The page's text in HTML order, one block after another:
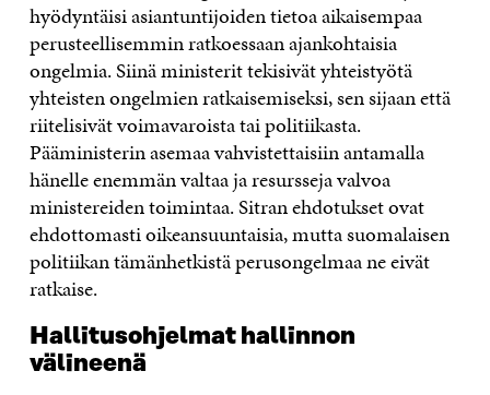
hyödyntäisi asiantuntijoiden tietoa aikaisempaa
perusteellisemmin ratkoessaan ajankohtaisia
ongelmia. Siinä ministerit tekisivät yhteistyötä
yhteisten ongelmien ratkaisemiseksi, sen sijaan että
riitelisivät voimavaroista tai politiikasta.
Pääministerin asemaa vahvistettaisiin antamalla
hänelle enemmän valtaa ja resursseja valvoa
ministereiden toimintaa. Sitran ehdotukset ovat
ehdottomasti oikeansuuntaisia, mutta suomalaisen
politiikan tämänhetkistä perusongelmaa ne eivät
ratkaise.
Hallitusohjelmat hallinnon
välineenä